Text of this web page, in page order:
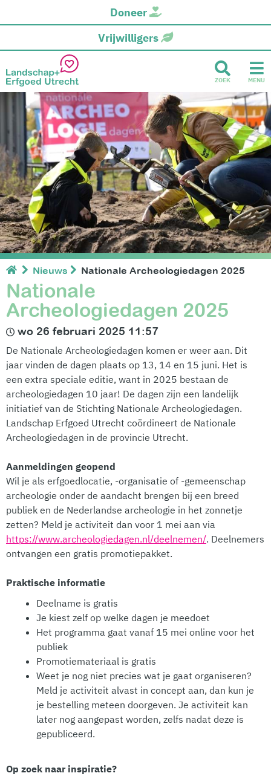
Doneer
Vrijwilligers
ZOEK MENU
Nieuws Nationale Archeologiedagen 2025
Nationale
Archeologiedagen 2025
wo 26 februari 2025 11:57
De Nationale Archeologiedagen komen er weer aan. Dit
jaar vinden de dagen plaats op 13, 14 en 15 juni. Het is
een extra speciale editie, want in 2025 bestaan de
archeologiedagen 10 jaar! De dagen zijn een landelijk
initiatief van de Stichting Nationale Archeologiedagen.
Landschap Erfgoed Utrecht coördineert de Nationale
Archeologiedagen in de provincie Utrecht.
Aanmeldingen geopend
Wil je als erfgoedlocatie, -organisatie of -gemeenschap
archeologie onder de aandacht brengen bij een breed
publiek en de Nederlandse archeologie in het zonnetje
zetten? Meld je activiteit dan voor 1 mei aan via
https://www.archeologiedagen.nl/deelnemen/. Deelnemers
ontvangen een gratis promotiepakket.
Praktische informatie
Deelname is gratis
Je kiest zelf op welke dagen je meedoet
Het programma gaat vanaf 15 mei online voor het
publiek
Promotiemateriaal is gratis
Weet je nog niet precies wat je gaat organiseren?
Meld je activiteit alvast in concept aan, dan kun je
je bestelling meteen doorgeven. Je activiteit kan
later nog aangepast worden, zelfs nadat deze is
gepubliceerd.
Op zoek naar inspiratie?